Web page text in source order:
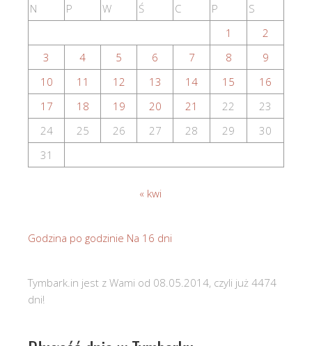
N
P W Ś C P
S
1
2
3
4 5 6 7 8
9
10
11 12 13 14 15
16
17
18 19 20 21 22
23
24
25 26 27 28 29
30
31
« kwi
Godzina po godzinie Na 16 dni
Tymbark.in jest z Wami od 08.05.2014, czyli już 4474
dni!